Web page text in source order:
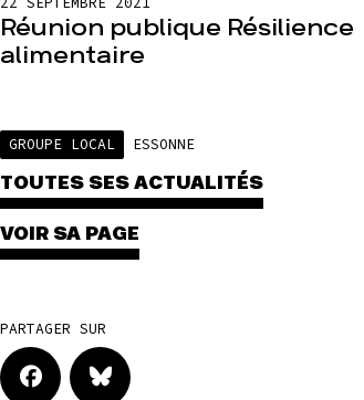
Réunion publique Résilience
alimentaire
GROUPE LOCAL ESSONNE
TOUTES SES ACTUALITÉS
VOIR SA PAGE
PARTAGER SUR